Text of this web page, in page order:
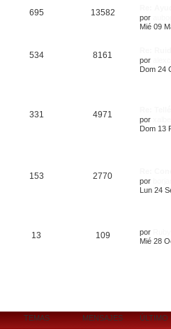
695 13582
por
Mié 09
534 8161
por
Dom 24
331 4971
por
Dom 13
153 2770
por
Lun 24
13 109 por
Mié 28
TEMAS MENSAJES ÚLTIMO